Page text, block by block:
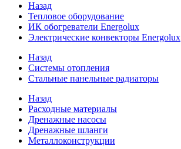
Назад
Тепловое оборудование
ИК обогреватели Energolux
Электрические конвекторы Energolux
Назад
Системы отопления
Стальные панельные радиаторы
Назад
Расходные материалы
Дренажные насосы
Дренажные шланги
Металлоконструкции